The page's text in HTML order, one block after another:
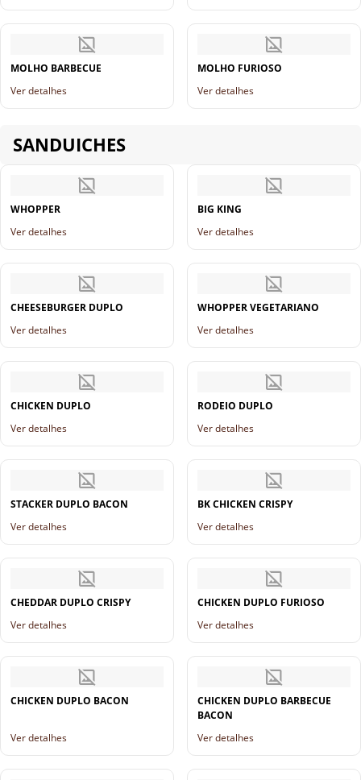
MOLHO BARBECUE
Ver detalhes
MOLHO FURIOSO
Ver detalhes
SANDUICHES
WHOPPER
Ver detalhes
BIG KING
Ver detalhes
CHEESEBURGER DUPLO
Ver detalhes
WHOPPER VEGETARIANO
Ver detalhes
CHICKEN DUPLO
Ver detalhes
RODEIO DUPLO
Ver detalhes
STACKER DUPLO BACON
Ver detalhes
BK CHICKEN CRISPY
Ver detalhes
CHEDDAR DUPLO CRISPY
Ver detalhes
CHICKEN DUPLO FURIOSO
Ver detalhes
CHICKEN DUPLO BACON
Ver detalhes
CHICKEN DUPLO BARBECUE
BACON
Ver detalhes